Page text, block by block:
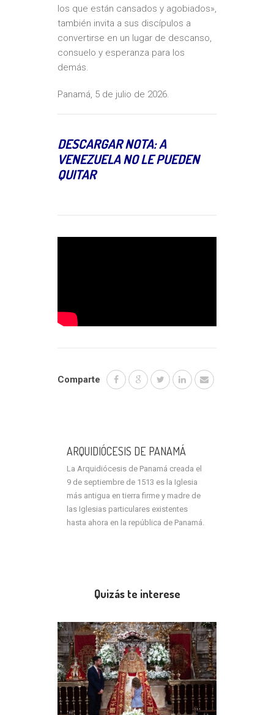
los que están cansados y agobiados»,
también invita a sus discípulos a
convertirse en un lugar de descanso,
consuelo y esperanza para los
demás.
Panamá, 5 de julio de 2026.
DESCARGAR NOTA: A
VENEZUELA NO LE PUEDEN
QUITAR
Comparte
ARQUIDIÓCESIS DE PANAMÁ
La Arquidiócesis de Panamá creada el
9 de septiembre de 1513 es la Iglesia
más antigua en tierra firme y madre de
las Iglesias particulares existentes
hasta ahora en la república de Panamá.
Quizás te interese